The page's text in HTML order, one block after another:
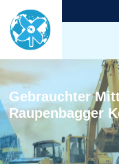
Gebrauchter
Raupenbagger